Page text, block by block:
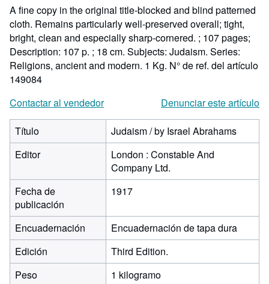
A fine copy in the original title-blocked and blind patterned
cloth. Remains particularly well-preserved overall; tight,
bright, clean and especially sharp-cornered. ; 107 pages;
Description: 107 p. ; 18 cm. Subjects: Judaism. Series:
Religions, ancient and modern. 1 Kg. N° de ref. del artículo
149084
Contactar al vendedor
Denunciar este artículo
Título
Judaism / by Israel Abrahams
Editor
London : Constable And
Company Ltd.
Fecha de
publicación
1917
Encuadernación
Encuadernación de tapa dura
Edición
Third Edition.
Peso
1 kilogramo